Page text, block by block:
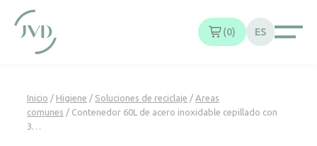
0 ES
Inicio / Higiene / Soluciones de reciclaje / Areas
comunes / Contenedor 60L de acero inoxidable cepillado con
3…
Panel de gestión de cookies